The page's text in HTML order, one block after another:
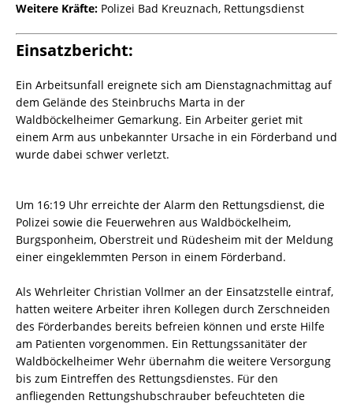
Weitere Kräfte: Polizei Bad Kreuznach, Rettungsdienst
Einsatzbericht:
Ein Arbeitsunfall ereignete sich am Dienstagnachmittag auf
dem Gelände des Steinbruchs Marta in der
Waldböckelheimer Gemarkung. Ein Arbeiter geriet mit
einem Arm aus unbekannter Ursache in ein Förderband und
wurde dabei schwer verletzt.
Um 16:19 Uhr erreichte der Alarm den Rettungsdienst, die
Polizei sowie die Feuerwehren aus Waldböckelheim,
Burgsponheim, Oberstreit und Rüdesheim mit der Meldung
einer eingeklemmten Person in einem Förderband.
Als Wehrleiter Christian Vollmer an der Einsatzstelle eintraf,
hatten weitere Arbeiter ihren Kollegen durch Zerschneiden
des Förderbandes bereits befreien können und erste Hilfe
am Patienten vorgenommen. Ein Rettungssanitäter der
Waldböckelheimer Wehr übernahm die weitere Versorgung
bis zum Eintreffen des Rettungsdienstes. Für den
anfliegenden Rettungshubschrauber befeuchteten die